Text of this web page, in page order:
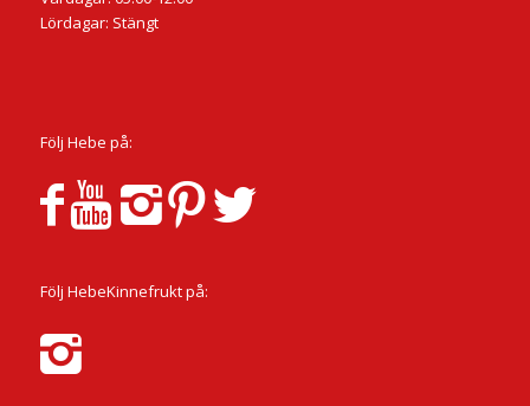
Lördagar: Stängt
Följ Hebe på:
Följ HebeKinnefrukt på: